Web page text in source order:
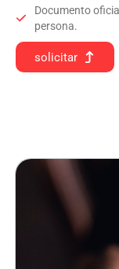
Documento
persona.
solicitar